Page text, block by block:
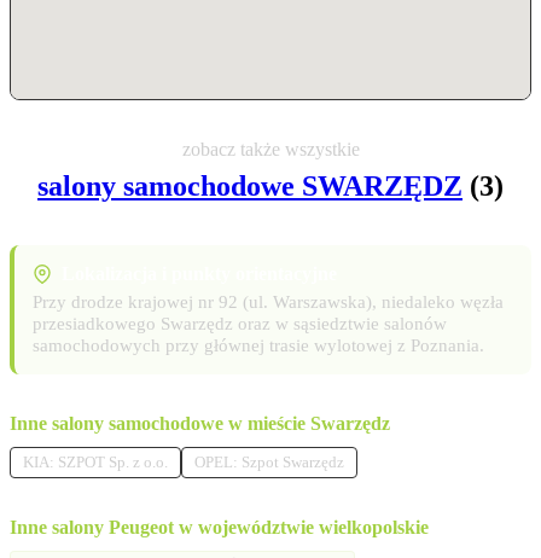
zobacz także wszystkie
salony samochodowe SWARZĘDZ (3)
Przy drodze krajowej nr 92 (ul. Warszawska), niedaleko węzła
przesiadkowego Swarzędz oraz w sąsiedztwie salonów
samochodowych przy głównej trasie wylotowej z Poznania.
Inne salony samochodowe w mieście Swarzędz
KIA: SZPOT Sp. z o.o. OPEL: Szpot Swarzędz
Inne salony Peugeot w województwie wielkopolskie